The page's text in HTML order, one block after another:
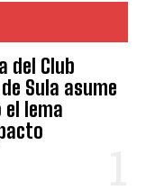
del Club
Sula asume
lema